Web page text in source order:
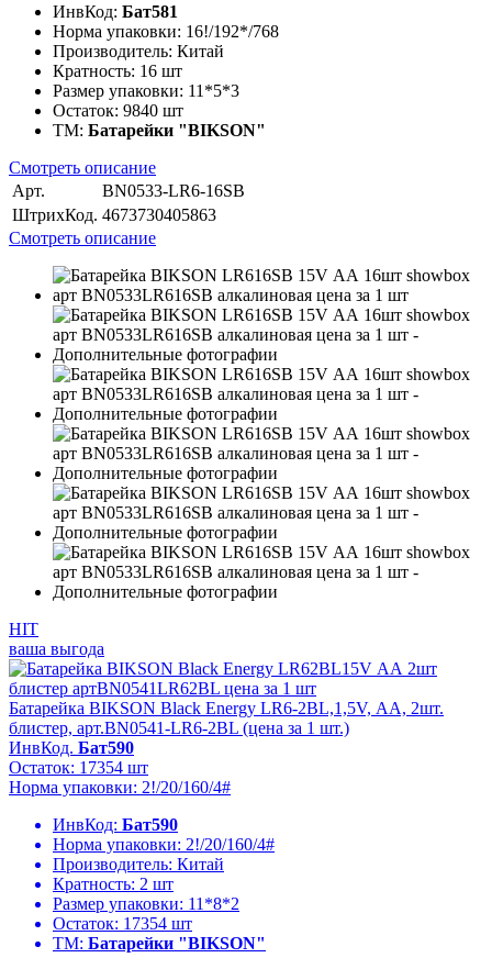
ИнвКод: Бат581
Норма упаковки: 16!/192*/768
Производитель: Китай
Кратность: 16 шт
Размер упаковки: 11*5*3
Остаток: 9840 шт
ТМ: Батарейки "BIKSON"
Смотреть описание
Арт.
BN0533-LR6-16SB
ШтрихКод. 4673730405863
Смотреть описание
HIT
ваша выгода
Батарейка BIKSON Black Energy LR6-2BL,1,5V, АА, 2шт.
блистер, арт.BN0541-LR6-2BL (цена за 1 шт.)
ИнвКод. Бат590
Остаток: 17354 шт
Норма упаковки: 2!/20/160/4#
ИнвКод: Бат590
Норма упаковки: 2!/20/160/4#
Производитель: Китай
Кратность: 2 шт
Размер упаковки: 11*8*2
Остаток: 17354 шт
ТМ: Батарейки "BIKSON"